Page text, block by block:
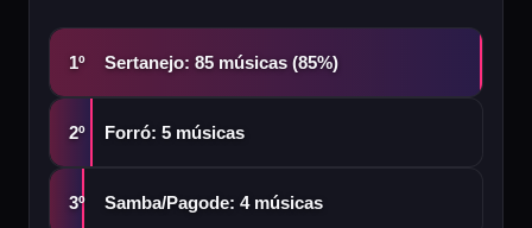
1º Sertanejo: 85 músicas (85%)
2º Forró: 5 músicas
3º Samba/Pagode: 4 músicas